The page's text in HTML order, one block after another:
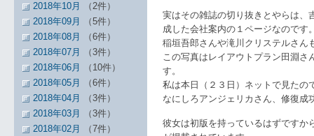
実はその雑誌の切り抜きとやらは、
成した会社案内の１ページなのです
稲垣吾郎さんや滝川クリステルさん
この写真はレイアウトプラン田淵さ
す。
私は本日（２３日）ネットで見たの
なにしろアンジェリカさん、修復成
彼女は初版を持っているはずですか
2018年10月
（2件）
2018年09月
（5件）
2018年08月
（6件）
2018年07月
（3件）
2018年06月
（10件）
2018年05月
（6件）
2018年04月
（3件）
2018年03月
（3件）
2018年02月
（7件）